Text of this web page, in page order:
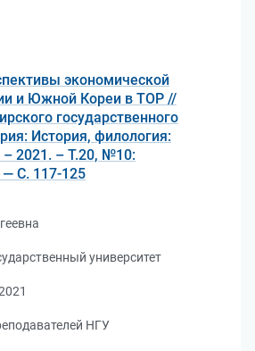
экономической
и Южной Кореи в ТОР //
государственного
История, филология:
2021. – Т.20, №10:
С. 117-125
университет
НГУ